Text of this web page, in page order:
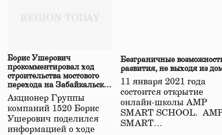
Борис Ушерович
прокомментировал ход
строительства мостового
перехода на Забайкальской
железной дороге
Акционер Группы
компаний 1520 Борис
Ушерович поделился
информацией о ходе
Безграничные
развития, не выходя из
11 января 2021 года
состоится открытие
онлайн-школы АМР
SMART SCHOOL.
SMART…